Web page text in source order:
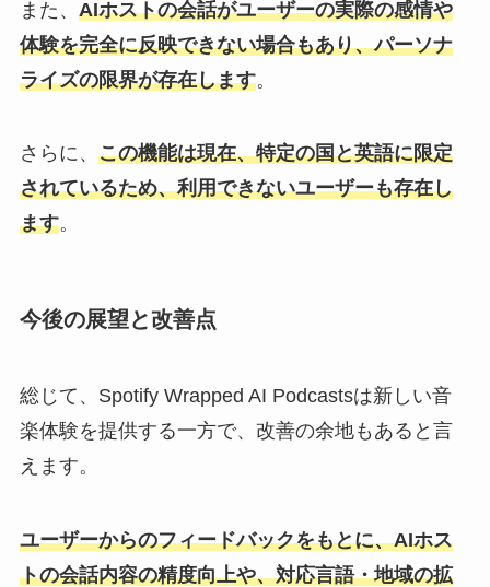
また、 AIホストの会話がユーザーの実際の感情や
体験を完全に反映できない場合もあり、パーソナ
ライズの限界が存在します。
さらに、 この機能は現在、特定の国と英語に限定
されているため、利用できないユーザーも存在し
ます。
今後の展望と改善点
総じて、Spotify Wrapped AI Podcastsは新しい音
楽体験を提供する一方で、改善の余地もあると言
えます。
ユーザーからのフィードバックをもとに、AIホス
トの会話内容の精度向上や、対応言語・地域の拡